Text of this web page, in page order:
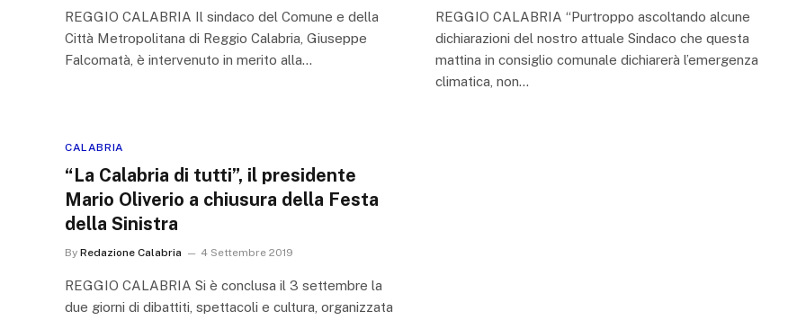
REGGIO CALABRIA Il sindaco del Comune e della
Città Metropolitana di Reggio Calabria, Giuseppe
Falcomatà, è intervenuto in merito alla…
REGGIO CALABRIA “Purtroppo ascoltando alcune
dichiarazioni del nostro attuale Sindaco che questa
mattina in consiglio comunale dichiarerà l’emergenza
climatica, non…
CALABRIA
“La Calabria di tutti”, il presidente
Mario Oliverio a chiusura della Festa
della Sinistra
By Redazione Calabria 4 Settembre 2019
REGGIO CALABRIA Si è conclusa il 3 settembre la
due giorni di dibattiti, spettacoli e cultura, organizzata